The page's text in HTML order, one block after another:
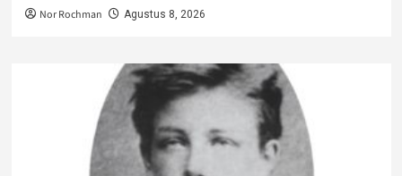
Nor Rochman Agustus 8, 2026